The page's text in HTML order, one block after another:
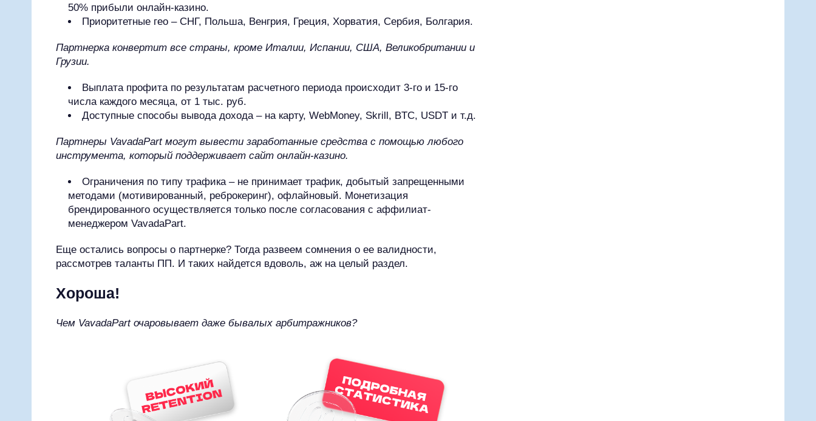
50% прибыли онлайн-казино.
Приоритетные гео – СНГ, Польша, Венгрия, Греция, Хорватия, Сербия, Болгария.
Партнерка конвертит все страны, кроме Италии, Испании, США, Великобритании и
Грузии.
Выплата профита по результатам расчетного периода происходит 3-го и 15-го
числа каждого месяца, от 1 тыс. руб.
Доступные способы вывода дохода – на карту, WebMoney, Skrill, BTC, USDT и т.д.
Партнеры VavadaPart могут вывести заработанные средства с помощью любого
инструмента, который поддерживает сайт онлайн-казино.
Ограничения по типу трафика – не принимает трафик, добытый запрещенными
методами (мотивированный, реброкеринг), офлайновый. Монетизация
брендированного осуществляется только после согласования с аффилиат-
менеджером VavadaPart.
Еще остались вопросы о партнерке? Тогда развеем сомнения о ее валидности,
рассмотрев таланты ПП. И таких найдется вдоволь, аж на целый раздел.
Хороша!
Чем VavadaPart очаровывает даже бывалых арбитражников?